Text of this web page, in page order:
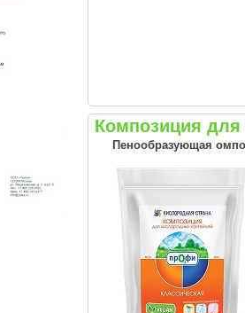
Композиция для
Пенообразующая